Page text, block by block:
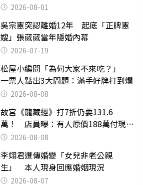
2026-08-01
吳宗憲突認離婚12年 起底「正牌憲
嫂」張葳葳當年隱婚內幕
2026-07-19
松屋小編問「為何大家不來吃？」
一票人點出3大問題：滿手好牌打到爛
2026-08-08
故宮《龍藏經》打7折仍要131.6
萬！ 店員曝：有人原價188萬付現購
買 2026-08-08
李翊君遭傳婚變「女兒非老公親
生」 本人現身回應婚姻現況
2026-08-07